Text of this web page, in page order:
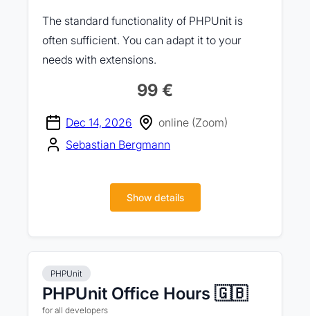
The standard functionality of PHPUnit is
often sufficient. You can adapt it to your
needs with extensions.
99 €
Dec 14, 2026
online (Zoom)
Sebastian Bergmann
Show details
PHPUnit
PHPUnit Office Hours 🇬🇧
for all developers